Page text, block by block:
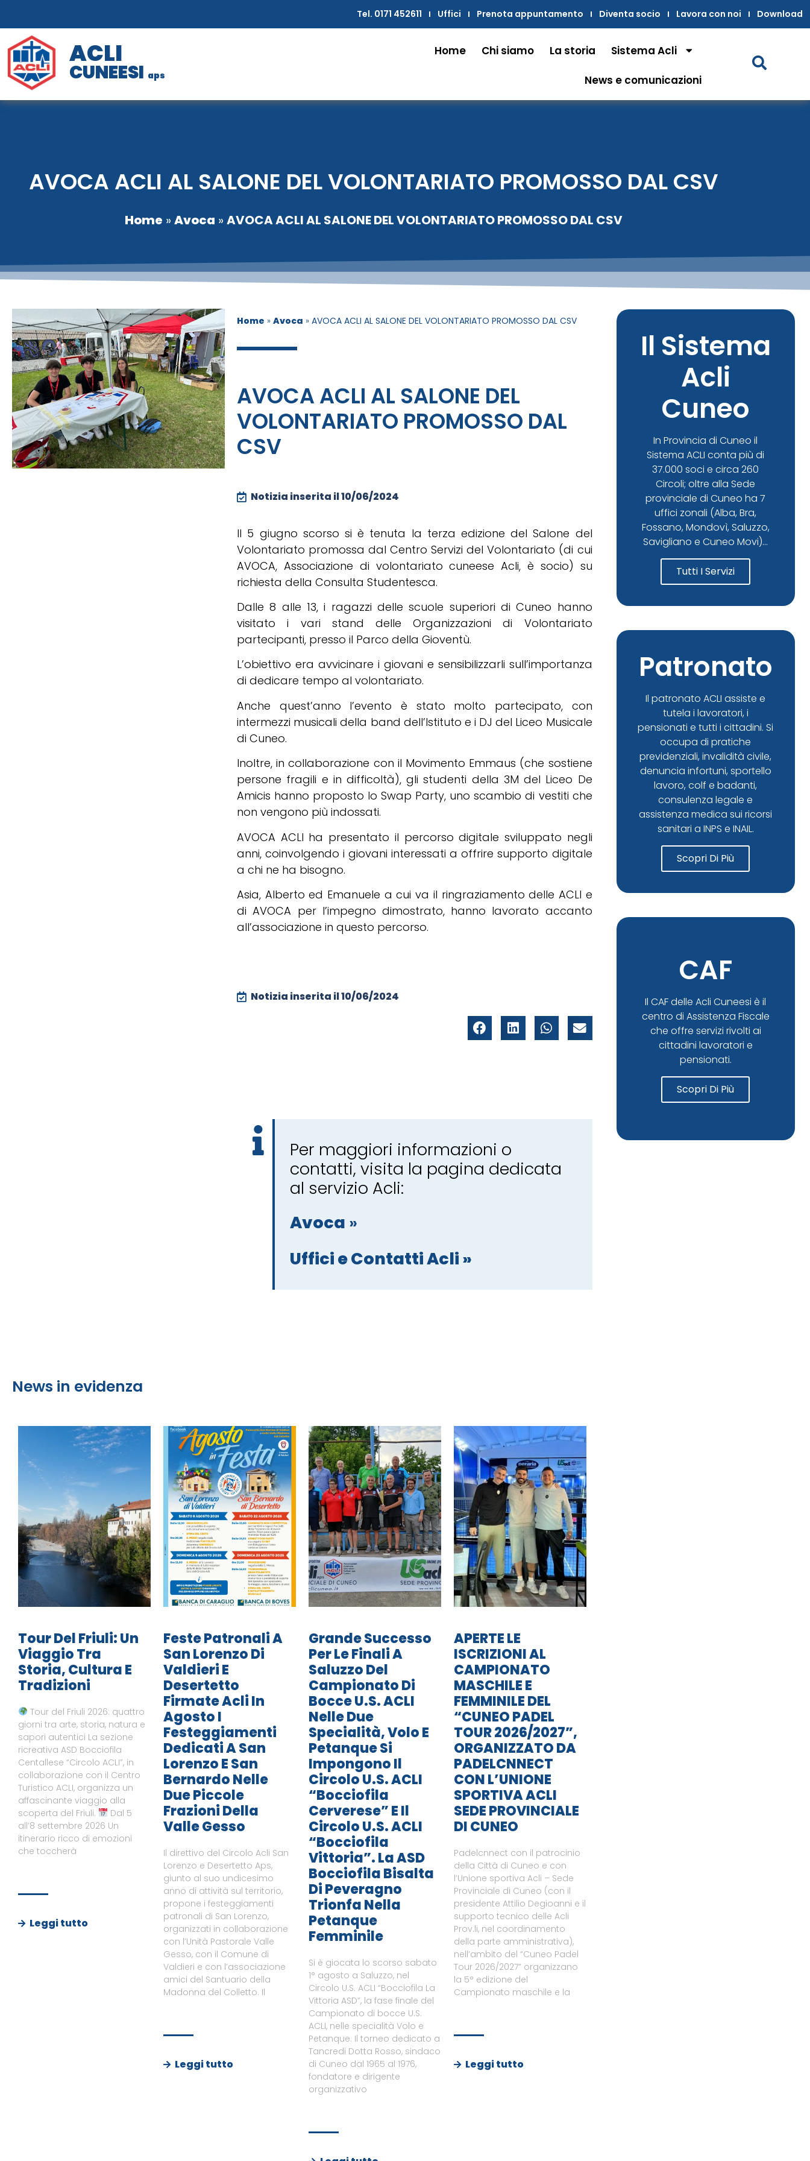
Tel. 0171 452611 Uffici Prenota appuntamento Diventa socio Lavora con noi Download
ACLI
CUNEESI aps
Home Chi siamo La storia Sistema Acli
News e comunicazioni
AVOCA ACLI AL SALONE DEL VOLONTARIATO PROMOSSO DAL CSV
Home »Avoca »AVOCA ACLI AL SALONE DEL VOLONTARIATO PROMOSSO DAL CSV
Home »Avoca »AVOCA ACLI AL SALONE DEL VOLONTARIATO PROMOSSO DAL CSV
AVOCA ACLI AL SALONE DEL
VOLONTARIATO PROMOSSO DAL
CSV
Notizia inserita il10/06/2024
Il 5 giugno scorso si è tenuta la terza edizione del Salone del
Volontariato promossa dal Centro Servizi del Volontariato (di cui
AVOCA, Associazione di volontariato cuneese Acli, è socio) su
richiesta della Consulta Studentesca.
Dalle 8 alle 13, i ragazzi delle scuole superiori di Cuneo hanno
visitato i vari stand delle Organizzazioni di Volontariato
partecipanti, presso il Parco della Gioventù.
L’obiettivo era avvicinare i giovani e sensibilizzarli sull’importanza
di dedicare tempo al volontariato.
Anche quest’anno l’evento è stato molto partecipato, con
intermezzi musicali della band dell’Istituto e i DJ del Liceo Musicale
di Cuneo.
Inoltre, in collaborazione con il Movimento Emmaus (che sostiene
persone fragili e in difficoltà), gli studenti della 3M del Liceo De
Amicis hanno proposto lo Swap Party, uno scambio di vestiti che
non vengono più indossati.
AVOCA ACLI ha presentato il percorso digitale sviluppato negli
anni, coinvolgendo i giovani interessati a offrire supporto digitale
a chi ne ha bisogno.
Asia, Alberto ed Emanuele a cui va il ringraziamento delle ACLI e
di AVOCA per l’impegno dimostrato, hanno lavorato accanto
all’associazione in questo percorso.
Notizia inserita il10/06/2024
Per maggiori informazioni o
contatti, visita la pagina dedicata
al servizio Acli:
Avoca »
Uffici e Contatti Acli »
News in evidenza
Tour Del Friuli: Un
Viaggio Tra
Storia, Cultura E
Tradizioni
Tour del Friuli 2026: quattro
giorni tra arte, storia, natura e
sapori autentici La sezione
ricreativa ASD Bocciofila
Centallese “Circolo ACLI”, in
collaborazione con il Centro
Turistico ACLI, organizza un
affascinante viaggio alla
scoperta del Friuli.
Dal 5
all’8 settembre 2026 Un
itinerario ricco di emozioni
che toccherà
Leggi tutto
Feste Patronali A
San Lorenzo Di
Valdieri E
Desertetto
Firmate Acli In
Agosto I
Festeggiamenti
Dedicati A San
Lorenzo E San
Bernardo Nelle
Due Piccole
Frazioni Della
Valle Gesso
Il direttivo del Circolo Acli San
Lorenzo e Desertetto Aps,
giunto al suo undicesimo
anno di attività sul territorio,
propone i festeggiamenti
patronali di San Lorenzo,
organizzati in collaborazione
con l’Unità Pastorale Valle
Gesso, con il Comune di
Valdieri e con l’associazione
amici del Santuario della
Madonna del Colletto. Il
Leggi tutto
Grande Successo
Per Le Finali A
Saluzzo Del
Campionato Di
Bocce U.S. ACLI
Nelle Due
Specialità, Volo E
Petanque Si
Impongono Il
Circolo U.S. ACLI
“Bocciofila
Cerverese” E Il
Circolo U.S. ACLI
“Bocciofila
Vittoria”. La ASD
Bocciofila Bisalta
Di Peveragno
Trionfa Nella
Petanque
Femminile
Si è giocata lo scorso sabato
1° agosto a Saluzzo, nel
Circolo U.S. ACLI “Bocciofila La
Vittoria ASD”, la fase finale del
Campionato di bocce U.S.
ACLI, nelle specialità Volo e
Petanque. Il torneo dedicato a
Tancredi Dotta Rosso, sindaco
di Cuneo dal 1965 al 1976,
fondatore e dirigente
organizzativo
APERTE LE
ISCRIZIONI AL
CAMPIONATO
MASCHILE E
FEMMINILE DEL
“CUNEO PADEL
TOUR 2026/2027”,
ORGANIZZATO DA
PADELCNNECT
CON L’UNIONE
SPORTIVA ACLI
SEDE PROVINCIALE
DI CUNEO
Padelcnnect con il patrocinio
della Città di Cuneo e con
l’Unione sportiva Acli – Sede
Provinciale di Cuneo (con il
presidente Attilio Degioanni e il
supporto tecnico delle Acli
Prov.li, nel coordinamento
della parte amministrativa),
nell’ambito del “Cuneo Padel
Tour 2026/2027” organizzano
la 5° edizione del
Campionato maschile e la
Leggi tutto
Il Sistema
Acli
Cuneo
In Provincia di Cuneo il
Sistema ACLI conta più di
37.000 soci e circa 260
Circoli; oltre alla Sede
provinciale di Cuneo ha 7
uffici zonali (Alba, Bra,
Fossano, Mondovì, Saluzzo,
Savigliano e Cuneo Movi)...
Tutti I Servizi
Patronato
Il patronato ACLI assiste e
tutela i lavoratori, i
pensionati e tutti i cittadini. Si
occupa di pratiche
previdenziali, invalidità civile,
denuncia infortuni, sportello
lavoro, colf e badanti,
consulenza legale e
assistenza medica sui ricorsi
sanitari a INPS e INAIL.
Scopri Di Più
CAF
Il CAF delle Acli Cuneesi è il
centro di Assistenza Fiscale
che offre servizi rivolti ai
cittadini lavoratori e
pensionati.
Scopri Di Più